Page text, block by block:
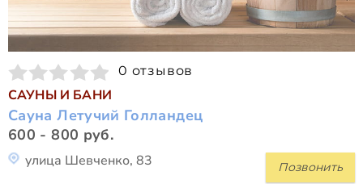
0 отзывов
САУНЫ И БАНИ
Сауна Летучий Голландец
600 - 800 руб.
Позвонить
улица Шевченко, 83